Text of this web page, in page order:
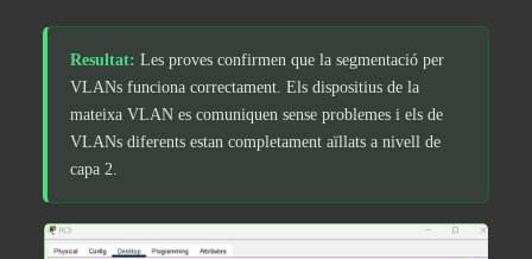
Resultat: Les proves confirmen que la segmentació per
VLANs funciona correctament. Els dispositius de la
mateixa VLAN es comuniquen sense problemes i els de
VLANs diferents estan completament aïllats a nivell de
capa 2.